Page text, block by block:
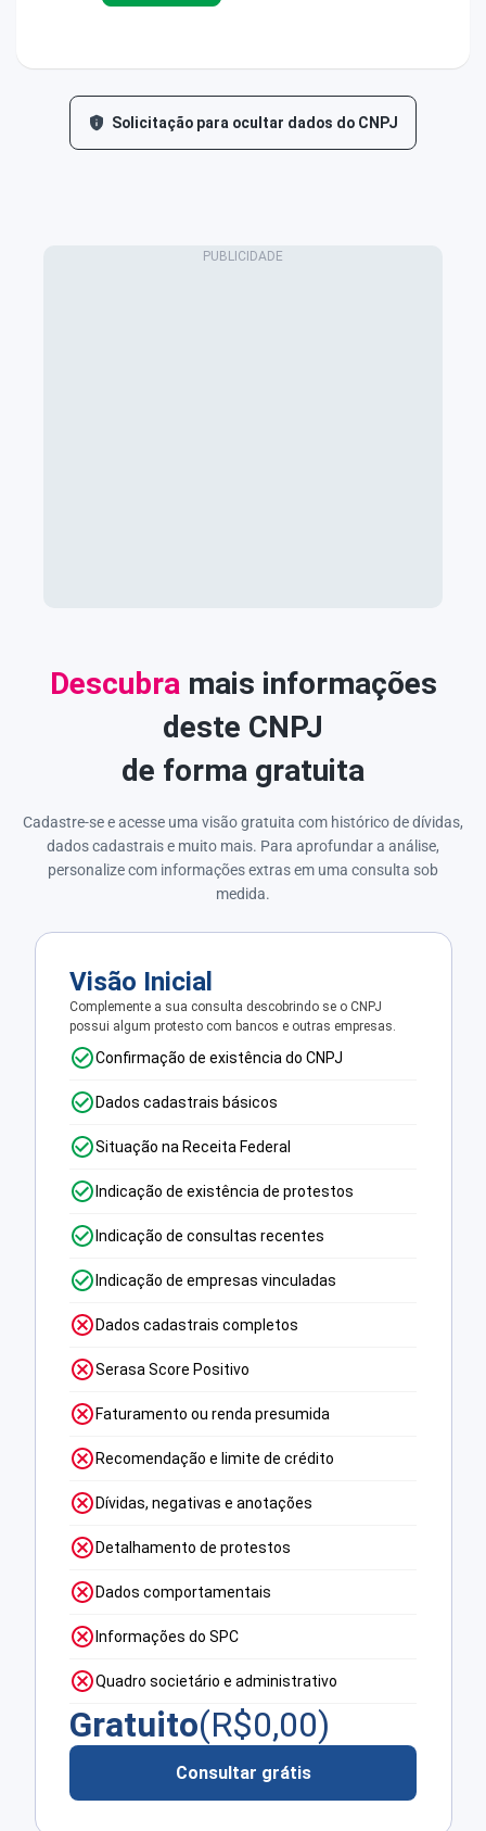
Solicitação para ocultar dados do CNPJ
Descubra mais informações
deste CNPJ
de forma gratuita
Cadastre-se e acesse uma visão gratuita com histórico de dívidas,
dados cadastrais e muito mais. Para aprofundar a análise,
personalize com informações extras em uma consulta sob
medida.
Visão Inicial
Complemente a sua consulta descobrindo se o CNPJ
possui algum protesto com bancos e outras empresas.
Confirmação de existência do CNPJ
Dados cadastrais básicos
Situação na Receita Federal
Indicação de existência de protestos
Indicação de consultas recentes
Indicação de empresas vinculadas
Dados cadastrais completos
Serasa Score Positivo
Faturamento ou renda presumida
Recomendação e limite de crédito
Dívidas, negativas e anotações
Detalhamento de protestos
Dados comportamentais
Informações do SPC
Quadro societário e administrativo
Gratuito(R$0,00)
Consultar grátis